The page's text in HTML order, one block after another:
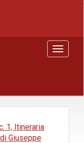
Toggle
1, Itineraria
Giuseppe